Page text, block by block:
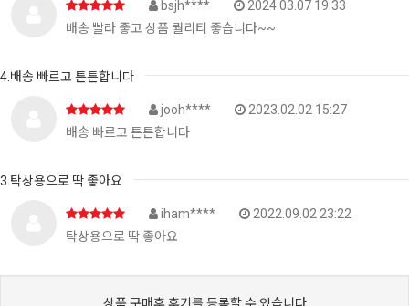
bsjh****
2024.03.07 19:33
배송 빨라 좋고 상품 퀄리티 좋습니다~~
4.배송 빠르고 튼튼합니다
jooh****
2023.02.02 15:27
배송 빠르고 튼튼합니다
3.탁상용으로 딱 좋아요
iham****
2022.09.02 23:22
탁상용으로 딱 좋아요